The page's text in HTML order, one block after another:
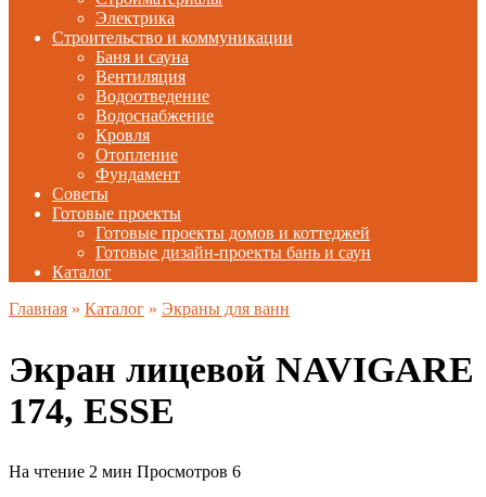
Электрика
Строительство и коммуникации
Баня и сауна
Вентиляция
Водоотведение
Водоснабжение
Кровля
Отопление
Фундамент
Советы
Готовые проекты
Готовые проекты домов и коттеджей
Готовые дизайн-проекты бань и саун
Каталог
Главная » Каталог » Экраны для ванн
Экран лицевой NAVIGARE
174, ESSE
На чтение 2 мин Просмотров 6